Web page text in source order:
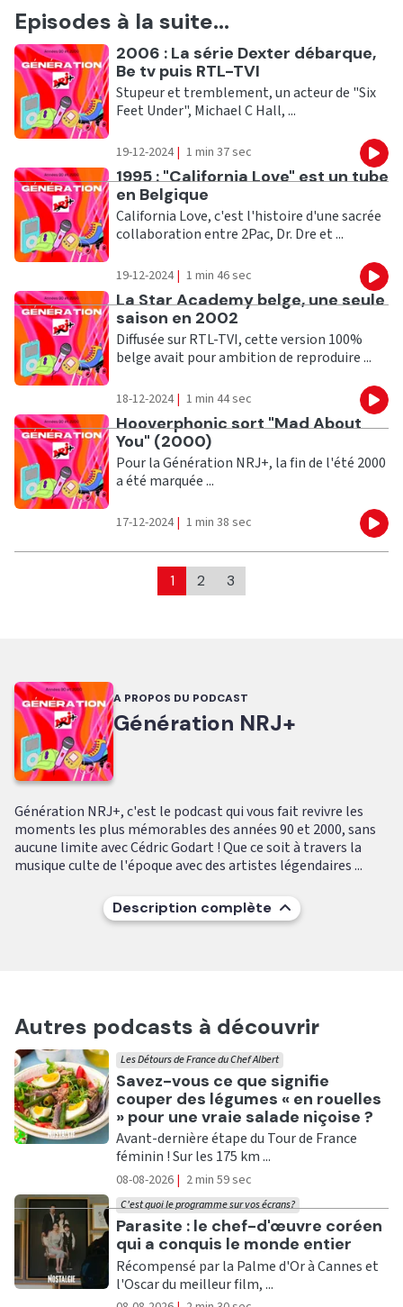
Episodes à la suite...
Ecouter
2006 : La série Dexter débarque,
Be tv puis RTL-TVI
Stupeur et tremblement, un acteur de "Six
Feet Under", Michael C Hall, ...
19-12-2024 | 1 min 37 sec
Ecouter
1995 : "California Love" est un tube
en Belgique
California Love, c'est l'histoire d'une sacrée
collaboration entre 2Pac, Dr. Dre et ...
19-12-2024 | 1 min 46 sec
Ecouter
La Star Academy belge, une seule
saison en 2002
Diffusée sur RTL-TVI, cette version 100%
belge avait pour ambition de reproduire ...
18-12-2024 | 1 min 44 sec
Ecouter
Hooverphonic sort "Mad About
You" (2000)
Pour la Génération NRJ+, la fin de l'été 2000
a été marquée ...
17-12-2024 | 1 min 38 sec
1 2 3
A PROPOS DU PODCAST
Génération NRJ+
Génération NRJ+, c'est le podcast qui vous fait revivre les
moments les plus mémorables des années 90 et 2000, sans
aucune limite avec Cédric Godart ! Que ce soit à travers la
musique culte de l'époque avec des artistes légendaires ...
Description complète
Autres podcasts à découvrir
Ecouter
Savez-vous ce que signifie
couper des légumes « en rouelles
» pour une vraie salade niçoise ?
Les Détours de France du Chef Albert
Avant-dernière étape du Tour de France
féminin ! Sur les 175 km ...
08-08-2026 | 2 min 59 sec
Ecouter
Parasite : le chef-d'œuvre coréen
qui a conquis le monde entier
C'est quoi le programme sur vos écrans?
Récompensé par la Palme d'Or à Cannes et
l'Oscar du meilleur film, ...